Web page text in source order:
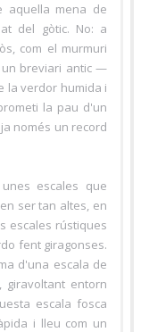
aquella mena de
del gòtic. No: a
com el murmuri
un breviari antic —
la verdor humida i
la pau d'un
només un record
escales que
ser tan altes, en
escales rústiques
fent giragonses.
d'una escala de
giravoltant entorn
escala fosca
i lleu com un